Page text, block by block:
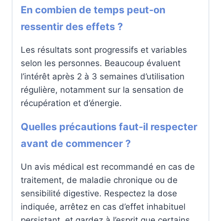
En combien de temps peut-on
ressentir des effets ?
Les résultats sont progressifs et variables
selon les personnes. Beaucoup évaluent
l’intérêt après 2 à 3 semaines d’utilisation
régulière, notamment sur la sensation de
récupération et d’énergie.
Quelles précautions faut-il respecter
avant de commencer ?
Un avis médical est recommandé en cas de
traitement, de maladie chronique ou de
sensibilité digestive. Respectez la dose
indiquée, arrêtez en cas d’effet inhabituel